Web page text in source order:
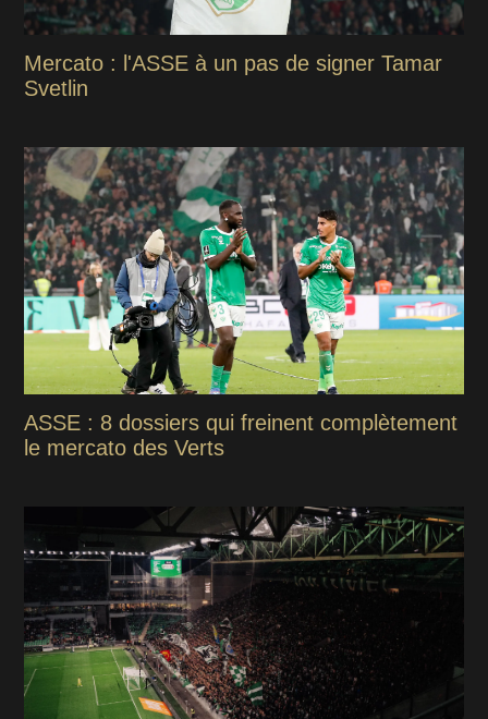
Mercato : l'ASSE à un pas de signer Tamar
Svetlin
ASSE : 8 dossiers qui freinent complètement
le mercato des Verts